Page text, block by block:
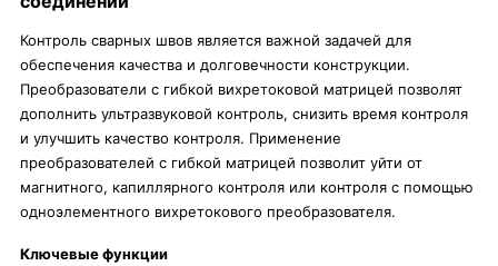
Контроль сварных швов является важной задачей для
обеспечения качества и долговечности конструкции.
Преобразователи с гибкой вихретоковой матрицей позволят
дополнить ультразвуковой контроль, снизить время контроля
и улучшить качество контроля. Применение
преобразователей с гибкой матрицей позволит уйти от
магнитного, капиллярного контроля или контроля с помощью
одноэлементного вихретокового преобразователя.
Ключевые функции